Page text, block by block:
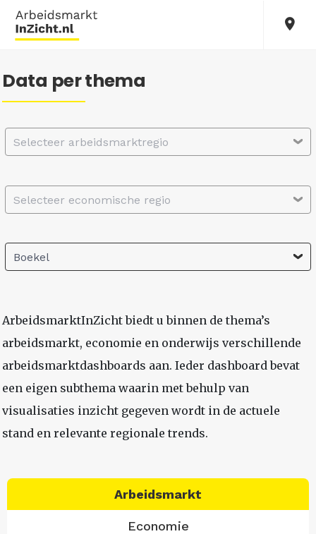
Data per thema
Selecteer arbeidsmarktregio
Selecteer economische regio
Boekel
ArbeidsmarktInZicht biedt u binnen de thema’s
arbeidsmarkt, economie en onderwijs verschillende
arbeidsmarktdashboards aan. Ieder dashboard bevat
een eigen subthema waarin met behulp van
visualisaties inzicht gegeven wordt in de actuele
stand en relevante regionale trends.
Arbeidsmarkt
Economie